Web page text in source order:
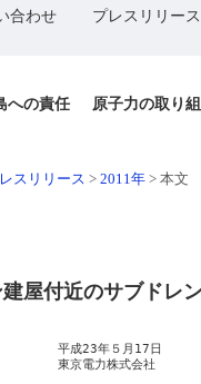
合わせ プレスリリー
への責任 原子力の取り
スリリース > 2011年 > 本文
屋付近のサブドレ
17日
会社